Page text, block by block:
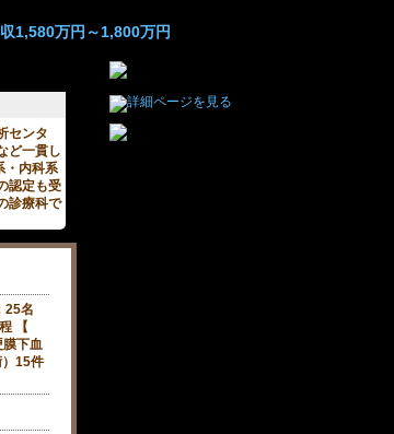
1,580万円～1,800万円
センタ
ど一貫し
・内科系
認定も受
診療科で
25名
【
膜下血
15件